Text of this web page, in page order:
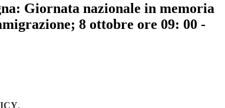
Giornata nazionale in memoria
8 ottobre ore 09: 00 -
.